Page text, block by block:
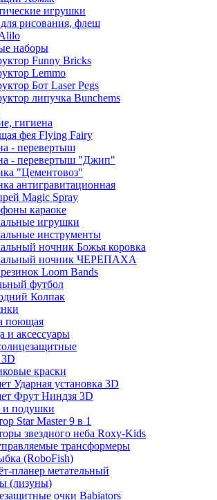
игрушки
рисования, флеш
наборы
Funny Bricks
Lemmo
Бот Laser Pegs
липучка Bunchems
гигиена
фея Flying Fairy
- перевертыш
- перевертыш "Джип"
"Цементовоз"
антигравитационная
Magic Spray
караоке
игрушки
инструменты
ночник Божья коровка
ночник ЧЕРЕПАХА
Loom Bands
футбол
Колпак
поющая
и аксессуары
краски
Ударная установка 3D
Фрут Ниндзя 3D
подушки
Star Master 9 в 1
звездного неба Roxy-Kids
трансформеры
(RoboFish)
планер метательный
(лизуны)
очки Babiators